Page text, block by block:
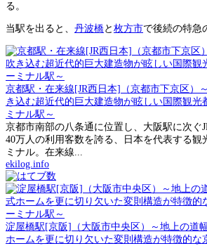
る。
当駅を出ると、 丹波橋と 枚方市で後続の特急
京都駅・在来線[JR西日本]（京都市下京区）
き込む超近代的巨大建造物が眩しい国際観光
ミナル駅～
京都市南部の八条通に位置し、大阪駅に次ぐ
40万人の利用客数を誇る、日本を代表する観
ミナル。在来線...
ekilog.info
淀屋橋駅[京阪]（大阪市中央区）～地上の道
ホームを更に切り欠いた変則構造が特徴的な